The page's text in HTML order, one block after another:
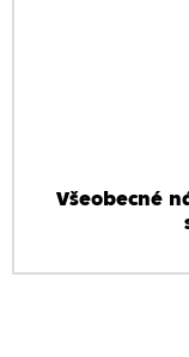
Všeobecné